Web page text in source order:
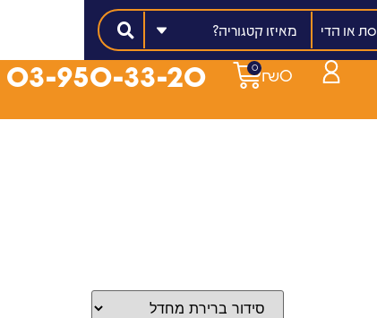
מאיזו קטגוריה?
₪0
0
03-950-33-20